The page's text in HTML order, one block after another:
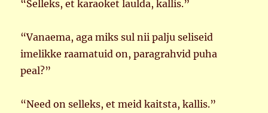
“Selleks, et karaoket laulda, kallis.”
“Vanaema, aga miks sul nii palju seliseid
imelikke raamatuid on, paragrahvid puha
peal?”
“Need on selleks, et meid kaitsta, kallis.”